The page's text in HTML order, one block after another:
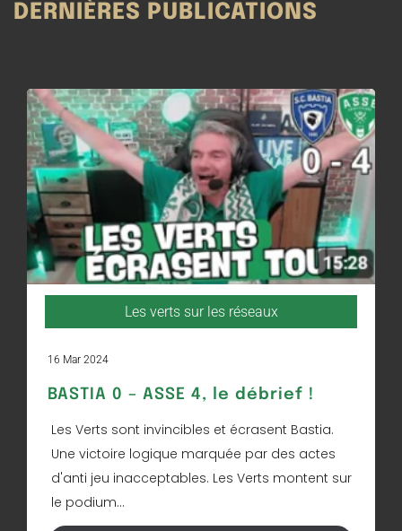
DERNIÈRES PUBLICATIONS
Les verts sur les réseaux
16 Mar 2024
BASTIA 0 – ASSE 4, le débrief !
Les Verts sont invincibles et écrasent Bastia.
Une victoire logique marquée par des actes
d'anti jeu inacceptables. Les Verts montent sur
le podium...